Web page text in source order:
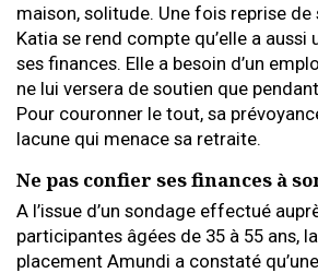
maison, solitude. Une fois reprise de
Katia se rend compte qu’elle a aussi
ses finances. Elle a besoin d’un
ne lui versera de soutien que
Pour couronner le tout, sa
lacune qui menace sa retraite.
Ne pas confier ses finances à
A l’issue d’un sondage effectué
participantes âgées de 35 à 55 ans,
placement Amundi a constaté